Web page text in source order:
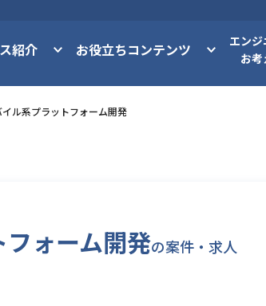
紹介 お役立ちコンテンツ
エン
お
ル系プラットフォーム開発
ォーム開発の案件・求人